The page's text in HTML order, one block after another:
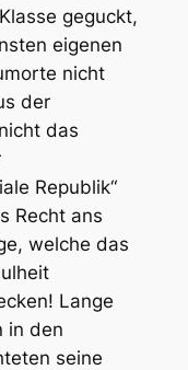
geguckt,
eigenen
nicht
der
das
Republik“
Recht ans
welche das
Lange
in den
seine